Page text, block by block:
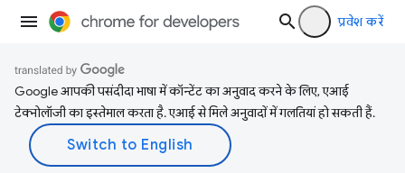
प्रवेश करें
Google आपकी पसंदीदा भाषा में कॉन्टेंट का अनुवाद करने के लिए, एआई
टेक्नोलॉजी का इस्तेमाल करता है. एआई से मिले अनुवादों में गलतियां हो सकती हैं.